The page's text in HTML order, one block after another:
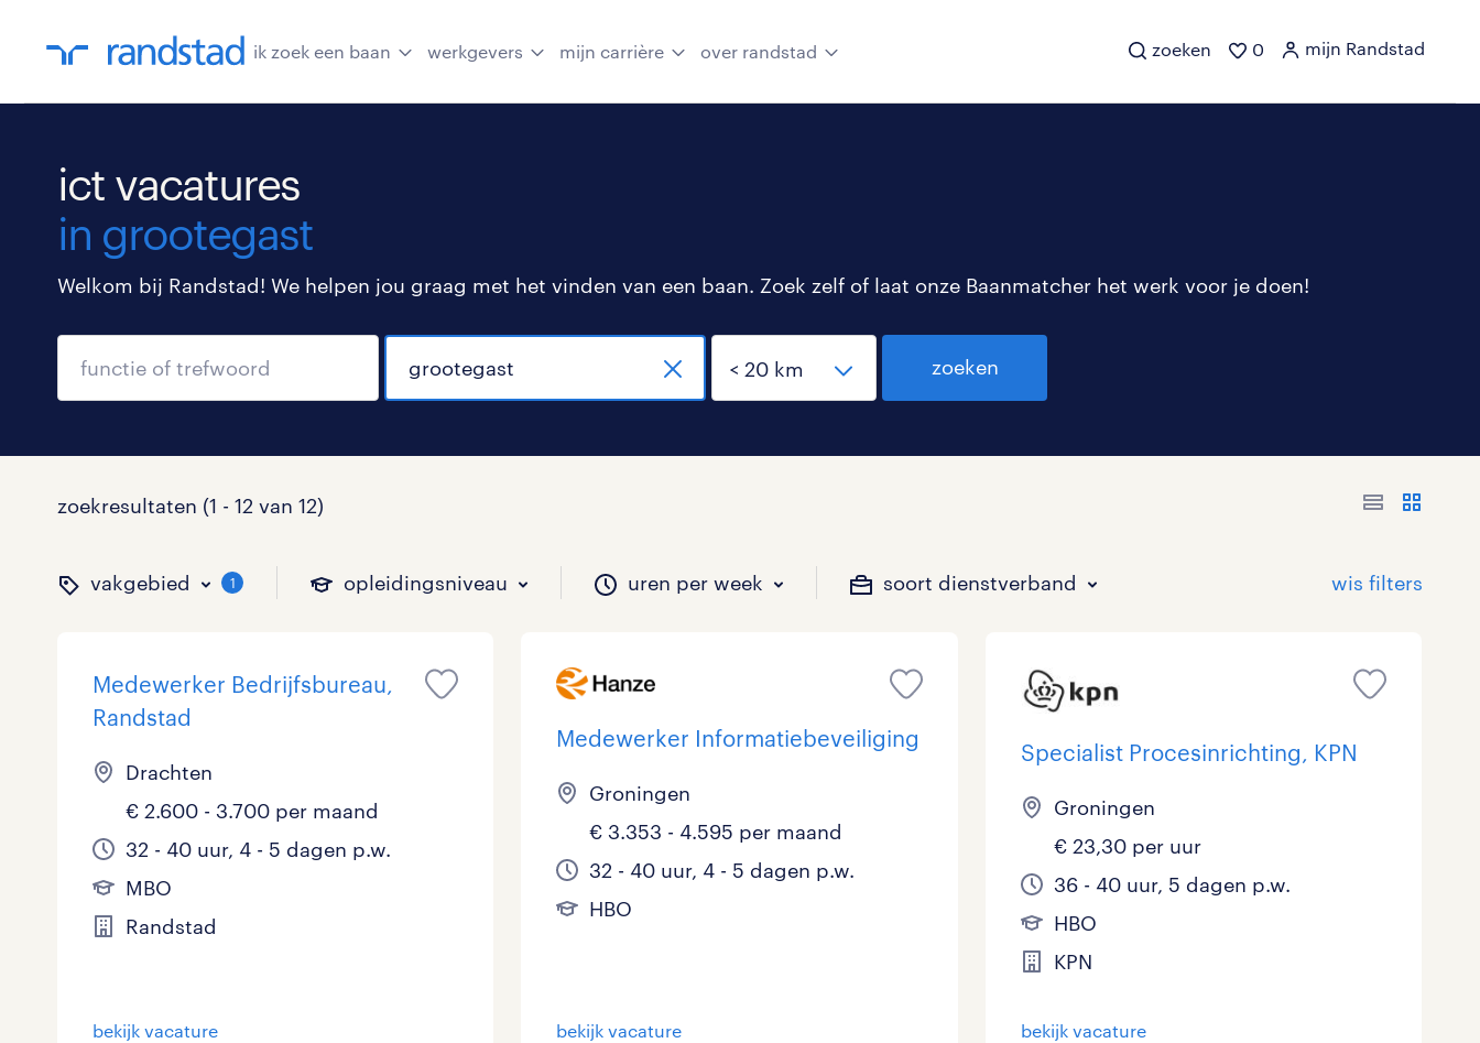
ik zoek een baan werkgevers mijn carrière over randstad zoeken 0 mijn Randstad
ict vacatures
in grootegast
Welkom bij Randstad! We helpen jou graag met het vinden van een baan. Zoek zelf of laat onze Baanmatcher het werk voor je doen!
zoeken
zoekresultaten (1 - 12 van 12)
vakgebied 1 opleidingsniveau uren per week soort dienstverband
binnen welk vakgebied wil je werken?
Administratief Beveiliging Bouw
Callcenter / Contactcenter Chauffeurs Commercieel / Verkoop
Engineering Financieel Horeca / Catering
Juridisch
op welk niveau zoek je vacatures?
Basisonderwijs 0 HAVO/VWO 0
HBO 11 LBO, MAVO, VMBO
MBO, HAVO, VWO Master Ondersteunend onderwijs
hoeveel uren per week wil je werken?
0 - 8 uur 0 0 17 - 24 uur 0
25 - 32 uur 33 - 36 uur
welk soort dienstverband zou jij willen?
Detachering 9 2 Tijdelijk met uitzicht op vast
Vast 0
Medewerker Bedrijfsbureau,
Randstad
Drachten
€ 2.600 - 3.700 per maand
32 - 40 uur, 4 - 5 dagen p.w.
MBO
Randstad
bekijk vacature
Medewerker Informatiebeveiliging
Groningen
€ 3.353 - 4.595 per maand
32 - 40 uur, 4 - 5 dagen p.w.
HBO
bekijk vacature
Specialist Procesinrichting, KPN
Groningen
€ 23,30 per uur
36 - 40 uur, 5 dagen p.w.
HBO
KPN
bekijk vacature